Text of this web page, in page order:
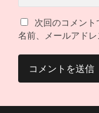
次回のコメン
名前、メールアドレ